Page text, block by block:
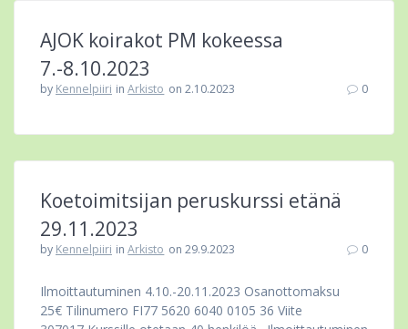
AJOK koirakot PM kokeessa
7.-8.10.2023
by Kennelpiiri inArkisto on 2.10.2023 0
Koetoimitsijan peruskurssi etänä
29.11.2023
by Kennelpiiri inArkisto on 29.9.2023 0
Ilmoittautuminen 4.10.-20.11.2023 Osanottomaksu
25€ Tilinumero FI77 5620 6040 0105 36 Viite